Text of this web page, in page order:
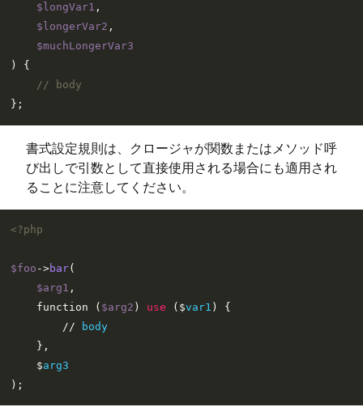
$longVar1 ,
$longerVar2 ,
$muchLongerVar3
) {
// body
書式設定規則は、クロージャが関数またはメソッド呼
び出しで引数として直接使用される場合にも適用され
ることに注意してください。
<?php
$foo ->bar(
$arg1 ,
    function (
$arg2 ) use ($var1 ) {
        //
body
    },
    $
arg3